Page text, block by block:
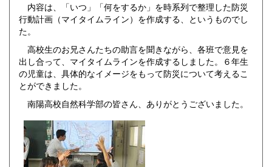
内容は、「いつ」「何をするか」を時系列で整理した防災
行動計画（マイタイムライン）を作成する、というものでし
た。
高校生のお兄さんたちの助言を聞きながら、各班で意見を
出し合って、マイタイムラインを作成するしました。６年生
の児童は、具体的なイメージをもって防災について考えるこ
とができました。
南陽高校自然科学部の皆さん、ありがとうございました。